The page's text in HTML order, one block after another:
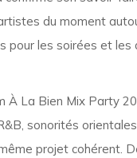
du moment
pour les soirées et les
À La Bien Mix Party
sonorités
projet cohérent.